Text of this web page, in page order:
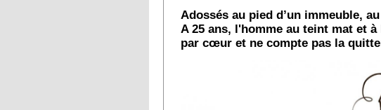
Adossés au pied d’un immeuble,
A 25 ans, l'homme au teint mat et
par cœur et ne compte pas la